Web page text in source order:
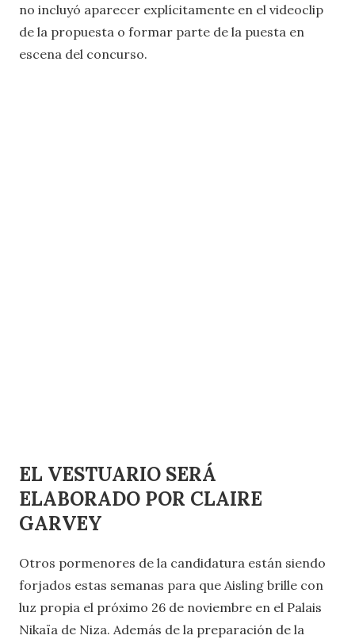
no incluyó aparecer explícitamente en el videoclip
de la propuesta o formar parte de la puesta en
escena del concurso.
EL VESTUARIO SERÁ
ELABORADO POR CLAIRE
GARVEY
Otros pormenores de la candidatura están siendo
forjados estas semanas para que Aisling brille con
luz propia el próximo 26 de noviembre en el Palais
Nikaïa de Niza. Además de la preparación de la